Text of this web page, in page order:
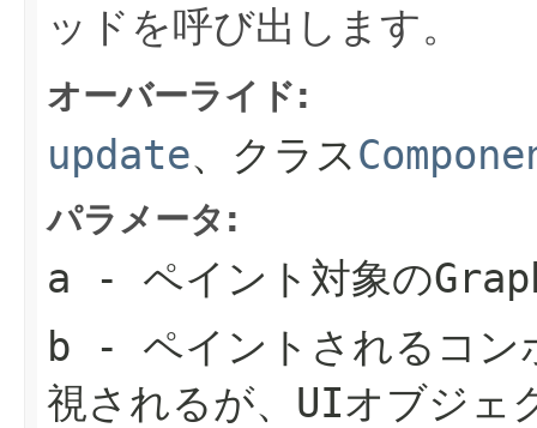
ッドを呼び出します。
オーバーライド:
update、クラス
パラメータ:
a - ペイント対象の
b - ペイントされるコン
視されるが、UIオブジェ